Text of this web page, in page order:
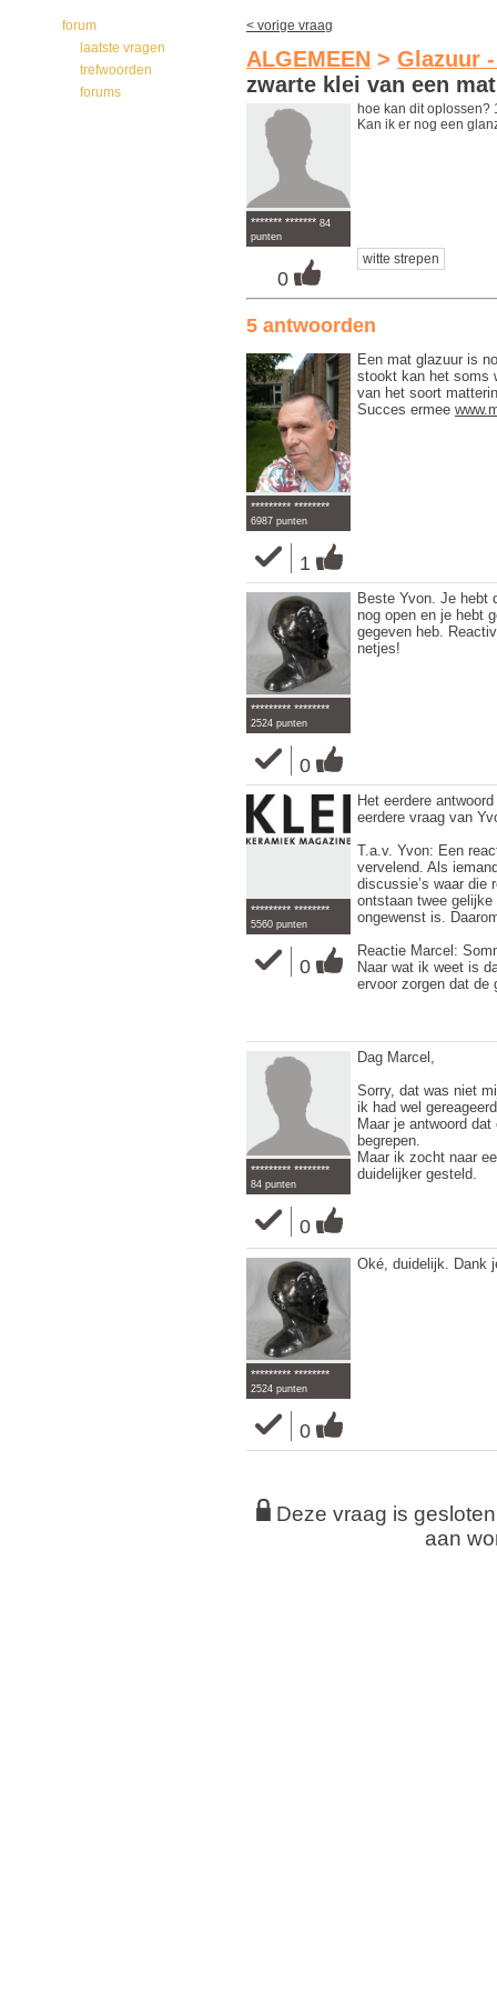
forum
laatste vragen
trefwoorden
forums
< vorige vraag
ALGEMEEN > Glazuur
zwarte klei van een
******* ******* 84
punten
0
hoe kan dit oplossen?
Kan ik er nog een
witte strepen
5 antwoorden
********* ********
6987 punten
1
Een mat glazuur is
stookt kan het soms
van het soort
Succes ermee
********* ********
2524 punten
0
Beste Yvon. Je hebt
nog open en je hebt
gegeven heb.
netjes!
********* ********
5560 punten
0
Het eerdere
eerdere vraag van
T.a.v. Yvon: Een
vervelend. Als
discussie’s waar die
ontstaan twee gelijke
ongewenst is.
Reactie Marcel:
Naar wat ik weet is
ervoor zorgen dat de
********* ********
84 punten
0
Dag Marcel,
Sorry, dat was niet
ik had wel
Maar je antwoord
begrepen.
Maar ik zocht naar
duidelijker gesteld.
********* ********
2524 punten
0
Oké, duidelijk. Dank
Deze vraag is
aan